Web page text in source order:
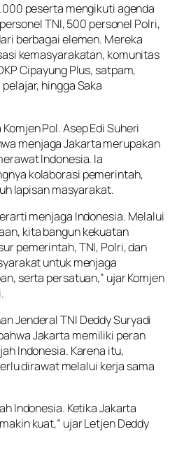
peserta mengikuti agenda
TNI, 500 personel Polri,
berbagai elemen. Mereka
kemasyarakatan, komunitas
Cipayung Plus, satpam,
hingga Saka
Pol. Asep Edi Suheri
menjaga Jakarta merupakan
Indonesia. Ia
kolaborasi pemerintah,
lapisan masyarakat.
menjaga Indonesia. Melalui
kita bangun kekuatan
pemerintah, TNI, Polri, dan
untuk menjaga
serta persatuan,” ujar Komjen
Jenderal TNI Deddy Suryadi
Jakarta memiliki peran
Indonesia. Karena itu,
dirawat melalui kerja sama
Indonesia. Ketika Jakarta
kuat,” ujar Letjen Deddy